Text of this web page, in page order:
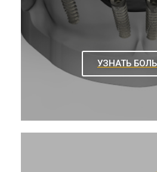
УЗНАТЬ